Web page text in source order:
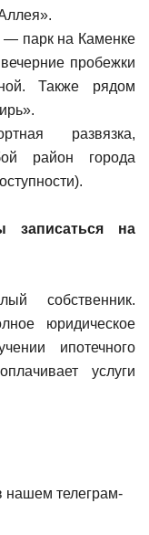
— парк на Каменке
пробежки
Также рядом
развязка,
район города
записаться на
собственник.
юридическое
ипотечного
услуги
нашем телеграм-